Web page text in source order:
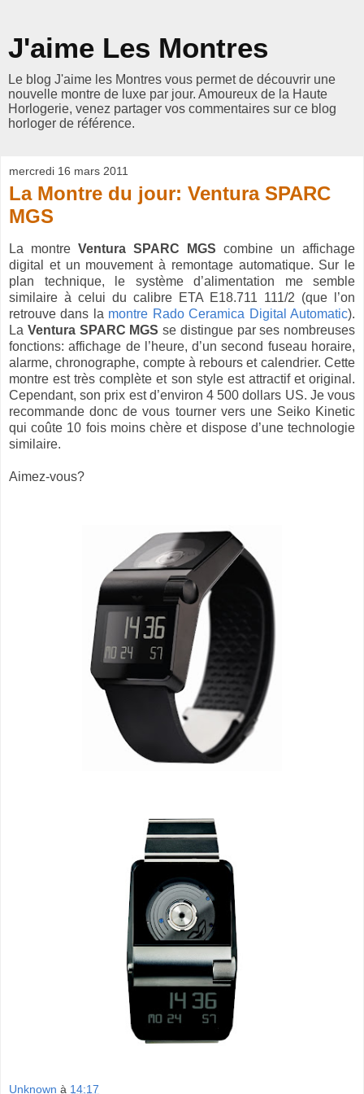
J'aime Les Montres
Le blog J'aime les Montres vous permet de découvrir une
nouvelle montre de luxe par jour. Amoureux de la Haute
Horlogerie, venez partager vos commentaires sur ce blog
horloger de référence.
mercredi 16 mars 2011
La Montre du jour: Ventura SPARC
MGS
La montre Ventura SPARC MGS combine un affichage
digital et un mouvement à remontage automatique. Sur le
plan technique, le système d’alimentation me semble
similaire à celui du calibre ETA E18.711 111/2 (que l’on
retrouve dans la montre Rado Ceramica Digital Automatic).
La Ventura SPARC MGS se distingue par ses nombreuses
fonctions: affichage de l’heure, d’un second fuseau horaire,
alarme, chronographe, compte à rebours et calendrier. Cette
montre est très complète et son style est attractif et original.
Cependant, son prix est d’environ 4 500 dollars US. Je vous
recommande donc de vous tourner vers une Seiko Kinetic
qui coûte 10 fois moins chère et dispose d’une technologie
similaire.
Aimez-vous?
Unknown à 14:17